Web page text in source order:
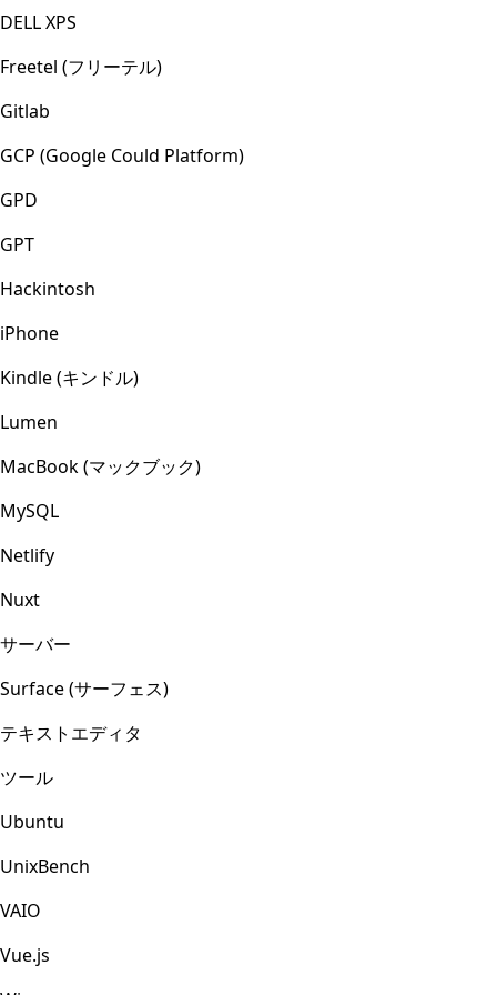
DELL XPS
Freetel (フリーテル)
Gitlab
GCP (Google Could Platform)
GPD
GPT
Hackintosh
iPhone
Kindle (キンドル)
Lumen
MacBook (マックブック)
MySQL
Netlify
Nuxt
サーバー
Surface (サーフェス)
テキストエディタ
ツール
Ubuntu
UnixBench
VAIO
Vue.js